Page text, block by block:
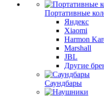
Портативные
Яндекс
Xiaomi
Harmon
Marshall
JBL
Другие
Саундбары